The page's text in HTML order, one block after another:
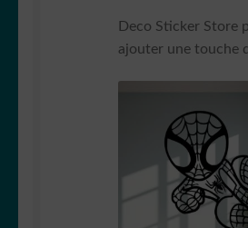
Deco Sticker Store
ajouter une touche